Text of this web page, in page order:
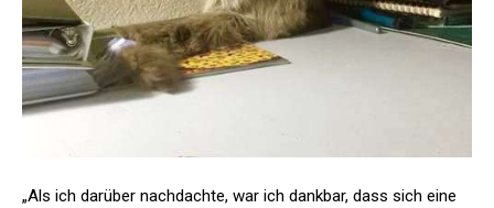
„Als ich darüber nachdachte, war ich dankbar, dass sich eine